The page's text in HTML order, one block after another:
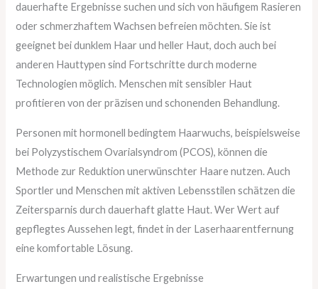
dauerhafte Ergebnisse suchen und sich von häufigem Rasieren
oder schmerzhaftem Wachsen befreien möchten. Sie ist
geeignet bei dunklem Haar und heller Haut, doch auch bei
anderen Hauttypen sind Fortschritte durch moderne
Technologien möglich. Menschen mit sensibler Haut
profitieren von der präzisen und schonenden Behandlung.
Personen mit hormonell bedingtem Haarwuchs, beispielsweise
bei Polyzystischem Ovarialsyndrom (PCOS), können die
Methode zur Reduktion unerwünschter Haare nutzen. Auch
Sportler und Menschen mit aktiven Lebensstilen schätzen die
Zeitersparnis durch dauerhaft glatte Haut. Wer Wert auf
gepflegtes Aussehen legt, findet in der Laserhaarentfernung
eine komfortable Lösung.
Erwartungen und realistische Ergebnisse